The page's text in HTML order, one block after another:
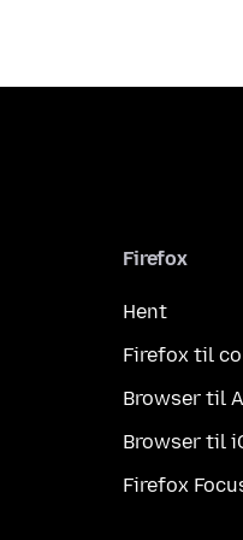
Firefox
Hent
Firefox til
Browser til
Browser til
Firefox